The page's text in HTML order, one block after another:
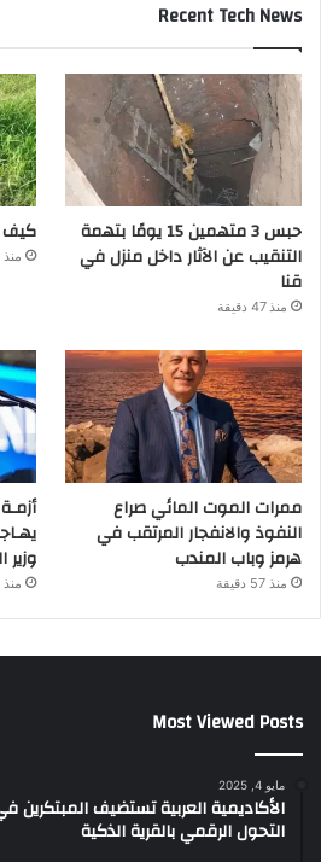
Recent Tech News
حبس 3 متهمين 15 يومًا بتهمة
التنقيب عن الآثار داخل منزل في
قنا
منذ 47 دقيقة
كيف
منذ 55 دقيقة
ممرات الموت المائي صراع
النفوذ والانفجار المرتقب في
هرمز وباب المندب
منذ 57 دقيقة
وزير
Most Viewed Posts
مايو 4, 2025
الأكاديمية العربية تستضيف المبتكرين
التحول الرقمي بالقرية الذكية